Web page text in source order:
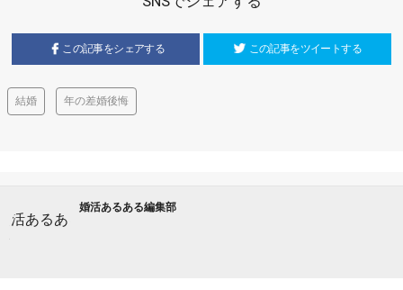
この記事をシェアする この記事をツイートする
結婚 年の差婚後悔
婚活あるある編集部